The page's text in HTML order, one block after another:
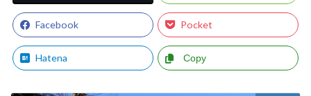
Facebook
Hatena
Pocket
Copy